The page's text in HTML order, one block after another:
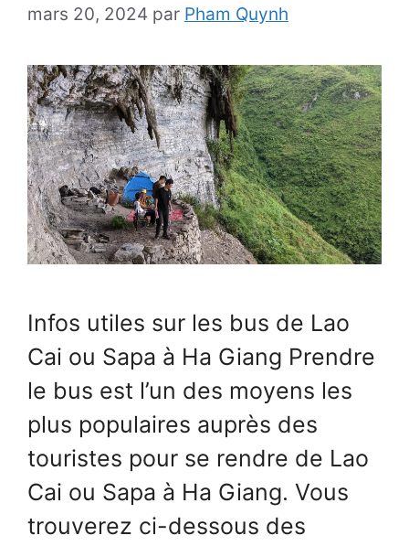
mars 20, 2024 par Pham Quynh
Infos utiles sur les bus de Lao
Cai ou Sapa à Ha Giang Prendre
le bus est l’un des moyens les
plus populaires auprès des
touristes pour se rendre de Lao
Cai ou Sapa à Ha Giang. Vous
trouverez ci-dessous des